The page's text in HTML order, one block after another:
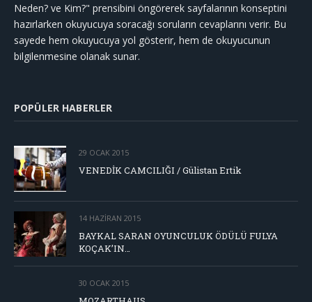
Neden? ve Kim?" prensibini öngörerek sayfalarının konseptini
hazırlarken okuyucuya soracağı soruların cevaplarını verir. Bu
sayede hem okuyucuya yol gösterir, hem de okuyucunun
bilgilenmesine olanak sunar.
POPÜLER HABERLER
29 OCAK 2015
VENEDİK CAMCILIĞI / Gülistan Ertik
14 HAZIRAN 2015
BAYKAL SARAN OYUNCULUK ÖDÜLÜ FULYA
KOÇAK’IN…
30 OCAK 2015